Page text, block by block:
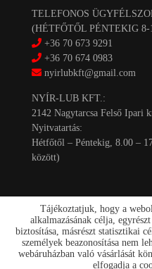
TELEFONOS
(HÉTFŐTŐL PÉNTEKIG 8-
+36 70 673 9291
+36 70 674 0983
nyirlubkft@gmail.com
NYÍR-LUB KFT.:
2142 Nagytarcsa Felső Ipari
Nyitvatartás:
Hétfőtől – Péntekig, 8.00 –
között)
Kapcsolat
Akciók
Tájékoztatjuk, hogy a
alkalmazásának célja,
biztosítása, másrészt statisztikai
személyek beazonosítása nem
webáruházban való vásárlását
elfogadja a